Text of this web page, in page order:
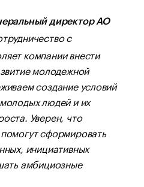
директор АО
с
компании внести
молодежной
создание условий
людей и их
Уверен, что
сформировать
инициативных
амбициозные